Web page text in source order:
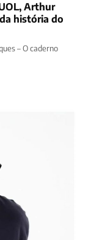
Arthur
história do
– O caderno